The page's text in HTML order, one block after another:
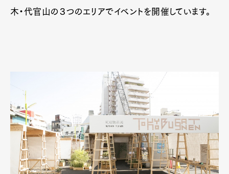
木・代官山の３つのエリアでイベントを開催しています。